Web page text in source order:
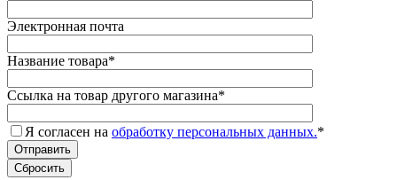
Электронная почта
Название товара*
Ссылка на товар другого магазина*
Я согласен на обработку персональных данных.*